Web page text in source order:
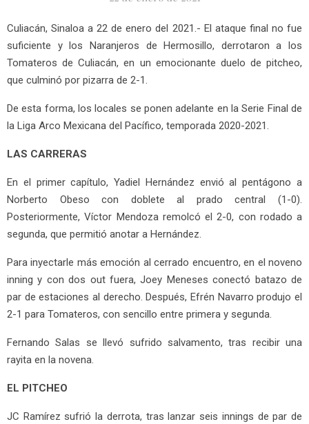
Culiacán, Sinaloa a 22 de enero del 2021.- El ataque final no fue
suficiente y los Naranjeros de Hermosillo, derrotaron a los
Tomateros de Culiacán, en un emocionante duelo de pitcheo,
que culminó por pizarra de 2-1.
De esta forma, los locales se ponen adelante en la Serie Final de
la Liga Arco Mexicana del Pacífico, temporada 2020-2021.
LAS CARRERAS
En el primer capítulo, Yadiel Hernández envió al pentágono a
Norberto Obeso con doblete al prado central (1-0).
Posteriormente, Víctor Mendoza remolcó el 2-0, con rodado a
segunda, que permitió anotar a Hernández.
Para inyectarle más emoción al cerrado encuentro, en el noveno
inning y con dos out fuera, Joey Meneses conectó batazo de
par de estaciones al derecho. Después, Efrén Navarro produjo el
2-1 para Tomateros, con sencillo entre primera y segunda.
Fernando Salas se llevó sufrido salvamento, tras recibir una
rayita en la novena.
EL PITCHEO
JC Ramírez sufrió la derrota, tras lanzar seis innings de par de